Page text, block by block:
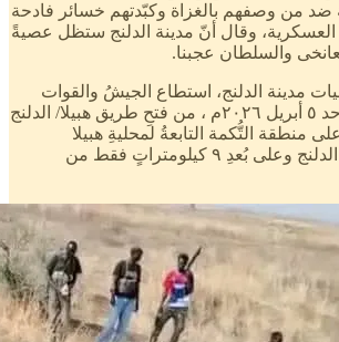
من وصفهم بالغزاة وكبّدتهم خسائر فادحة
العسكرية، وقال أنّ مدينة الدلنج ستظل عصيةً
والسلطان عجبنا.
مدينة الدلنج، استطاع الجيشُ والقوات
المساندةِ له بتأريخ الأحد ٥ أبريل ٢٠٢٦م ، من فتحِ طريق هبيلا/ الدلنج
التُّكمة التابعةُ لمحليةِ هبيلا
والواقعة شرق مدينةِ الدلنج وعلى بُعدِ ٩ كيلومتراتٍ فقط من